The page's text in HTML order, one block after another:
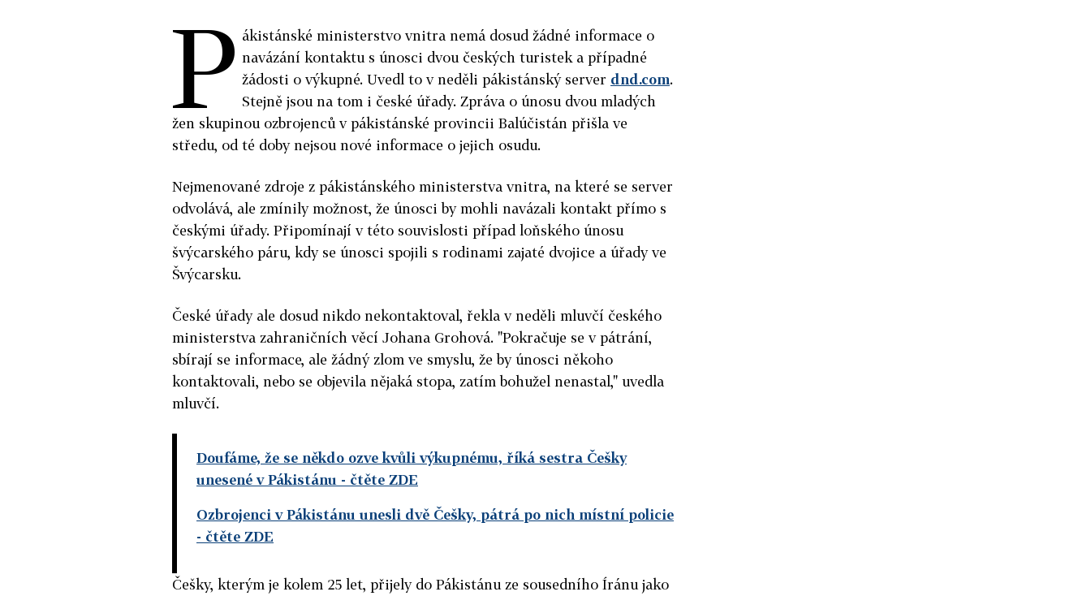
P ákistánské ministerstvo vnitra nemá dosud žádné informace o
navázání kontaktu s únosci dvou českých turistek a případné
žádosti o výkupné. Uvedl to v neděli pákistánský server dnd.com.
Stejně jsou na tom i české úřady. Zpráva o únosu dvou mladých
žen skupinou ozbrojenců v pákistánské provincii Balúčistán přišla ve
středu, od té doby nejsou nové informace o jejich osudu.
Nejmenované zdroje z pákistánského ministerstva vnitra, na které se server
odvolává, ale zmínily možnost, že únosci by mohli navázali kontakt přímo s
českými úřady. Připomínají v této souvislosti případ loňského únosu
švýcarského páru, kdy se únosci spojili s rodinami zajaté dvojice a úřady ve
Švýcarsku.
České úřady ale dosud nikdo nekontaktoval, řekla v neděli mluvčí českého
ministerstva zahraničních věcí Johana Grohová. "Pokračuje se v pátrání,
sbírají se informace, ale žádný zlom ve smyslu, že by únosci někoho
kontaktovali, nebo se objevila nějaká stopa, zatím bohužel nenastal," uvedla
mluvčí.
Doufáme, že se někdo ozve kvůli výkupnému, říká sestra Češky
unesené v Pákistánu - čtěte ZDE
Ozbrojenci v Pákistánu unesli dvě Češky, pátrá po nich místní policie
- čtěte ZDE
Češky, kterým je kolem 25 let, přijely do Pákistánu ze sousedního Íránu jako